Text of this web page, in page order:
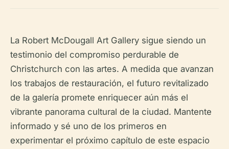
La Robert McDougall Art Gallery sigue siendo un
testimonio del compromiso perdurable de
Christchurch con las artes. A medida que avanzan
los trabajos de restauración, el futuro revitalizado
de la galería promete enriquecer aún más el
vibrante panorama cultural de la ciudad. Mantente
informado y sé uno de los primeros en
experimentar el próximo capítulo de este espacio